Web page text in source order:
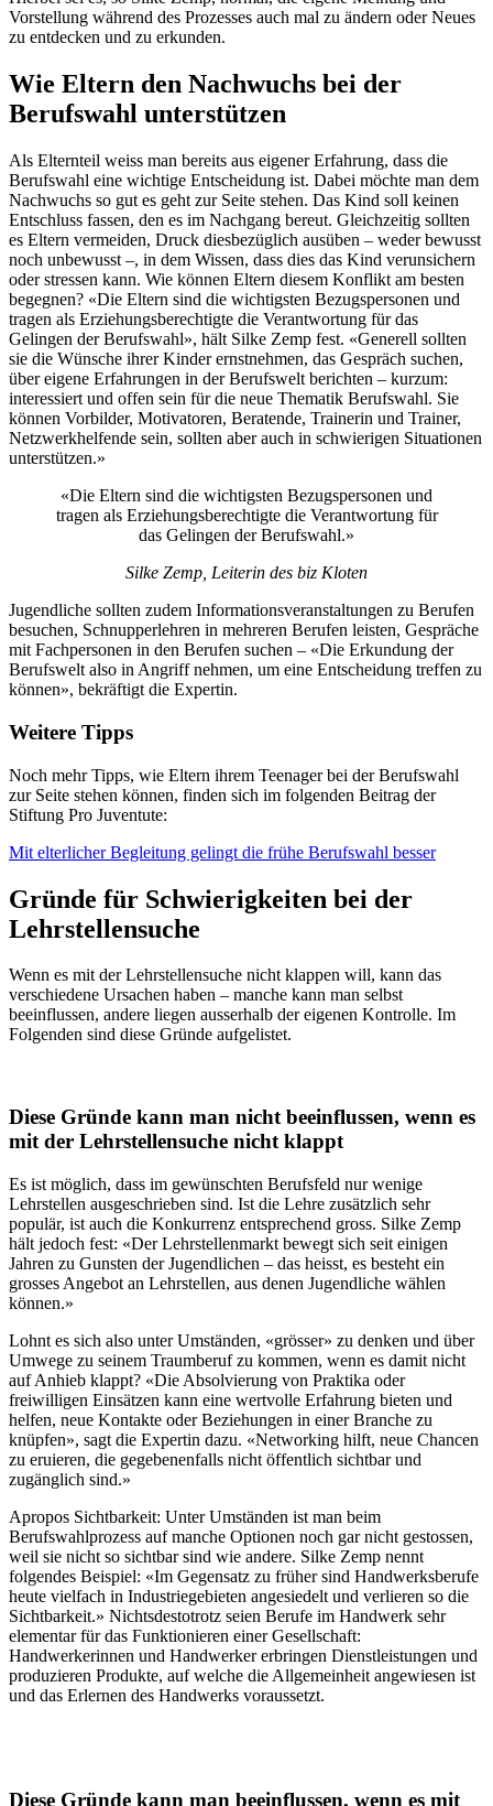
Vorstellung während des Prozesses auch mal zu ändern oder Neues
zu entdecken und zu erkunden.
Wie Eltern den Nachwuchs bei der
Berufswahl unterstützen
Als Elternteil weiss man bereits aus eigener Erfahrung, dass die
Berufswahl eine wichtige Entscheidung ist. Dabei möchte man dem
Nachwuchs so gut es geht zur Seite stehen. Das Kind soll keinen
Entschluss fassen, den es im Nachgang bereut. Gleichzeitig sollten
es Eltern vermeiden, Druck diesbezüglich ausüben – weder bewusst
noch unbewusst –, in dem Wissen, dass dies das Kind verunsichern
oder stressen kann. Wie können Eltern diesem Konflikt am besten
begegnen? «Die Eltern sind die wichtigsten Bezugspersonen und
tragen als Erziehungsberechtigte die Verantwortung für das
Gelingen der Berufswahl», hält Silke Zemp fest. «Generell sollten
sie die Wünsche ihrer Kinder ernstnehmen, das Gespräch suchen,
über eigene Erfahrungen in der Berufswelt berichten – kurzum:
interessiert und offen sein für die neue Thematik Berufswahl. Sie
können Vorbilder, Motivatoren, Beratende, Trainerin und Trainer,
Netzwerkhelfende sein, sollten aber auch in schwierigen Situationen
unterstützen.»
«Die Eltern sind die wichtigsten Bezugspersonen und
tragen als Erziehungsberechtigte die Verantwortung für
das Gelingen der Berufswahl.»
Silke Zemp, Leiterin des biz Kloten
Jugendliche sollten zudem Informationsveranstaltungen zu Berufen
besuchen, Schnupperlehren in mehreren Berufen leisten, Gespräche
mit Fachpersonen in den Berufen suchen – «Die Erkundung der
Berufswelt also in Angriff nehmen, um eine Entscheidung treffen zu
können», bekräftigt die Expertin.
Weitere Tipps
Noch mehr Tipps, wie Eltern ihrem Teenager bei der Berufswahl
zur Seite stehen können, finden sich im folgenden Beitrag der
Stiftung Pro Juventute:
Mit elterlicher Begleitung gelingt die frühe Berufswahl besser
Gründe für Schwierigkeiten bei der
Lehrstellensuche
Wenn es mit der Lehrstellensuche nicht klappen will, kann das
verschiedene Ursachen haben – manche kann man selbst
beeinflussen, andere liegen ausserhalb der eigenen Kontrolle. Im
Folgenden sind diese Gründe aufgelistet.
Diese Gründe kann man nicht beeinflussen, wenn es
mit der Lehrstellensuche nicht klappt
Es ist möglich, dass im gewünschten Berufsfeld nur wenige
Lehrstellen ausgeschrieben sind. Ist die Lehre zusätzlich sehr
populär, ist auch die Konkurrenz entsprechend gross. Silke Zemp
hält jedoch fest: «Der Lehrstellenmarkt bewegt sich seit einigen
Jahren zu Gunsten der Jugendlichen – das heisst, es besteht ein
grosses Angebot an Lehrstellen, aus denen Jugendliche wählen
können.»
Lohnt es sich also unter Umständen, «grösser» zu denken und über
Umwege zu seinem Traumberuf zu kommen, wenn es damit nicht
auf Anhieb klappt? «Die Absolvierung von Praktika oder
freiwilligen Einsätzen kann eine wertvolle Erfahrung bieten und
helfen, neue Kontakte oder Beziehungen in einer Branche zu
knüpfen», sagt die Expertin dazu. «Networking hilft, neue Chancen
zu eruieren, die gegebenenfalls nicht öffentlich sichtbar und
zugänglich sind.»
Apropos Sichtbarkeit: Unter Umständen ist man beim
Berufswahlprozess auf manche Optionen noch gar nicht gestossen,
weil sie nicht so sichtbar sind wie andere. Silke Zemp nennt
folgendes Beispiel: «Im Gegensatz zu früher sind Handwerksberufe
heute vielfach in Industriegebieten angesiedelt und verlieren so die
Sichtbarkeit.» Nichtsdestotrotz seien Berufe im Handwerk sehr
elementar für das Funktionieren einer Gesellschaft:
Handwerkerinnen und Handwerker erbringen Dienstleistungen und
produzieren Produkte, auf welche die Allgemeinheit angewiesen ist
und das Erlernen des Handwerks voraussetzt.
Diese Gründe kann man beeinflussen, wenn es mit